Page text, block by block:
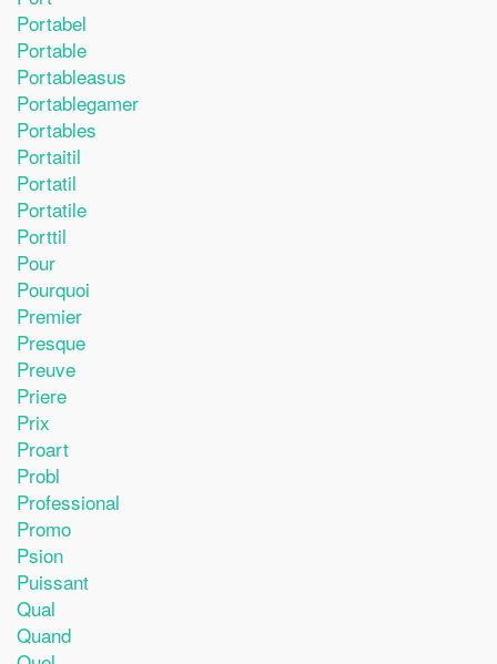
Portabel
Portable
Portableasus
Portablegamer
Portables
Portaitil
Portatil
Portatile
Porttil
Pour
Pourquoi
Premier
Presque
Preuve
Priere
Prix
Proart
Probl
Professional
Promo
Psion
Puissant
Qual
Quand